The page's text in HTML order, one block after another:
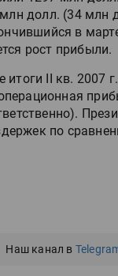
долл. (34 млн
в
рост прибыли.
итоги II кв. 2007
по
Наш канал в